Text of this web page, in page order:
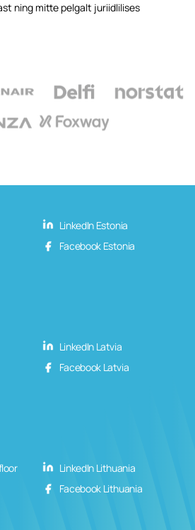
ning mitte pelgalt juriidlilises
LinkedIn Estonia
Facebook Estonia
LinkedIn Latvia
Facebook Latvia
LinkedIn Lithuania
Facebook Lithuania